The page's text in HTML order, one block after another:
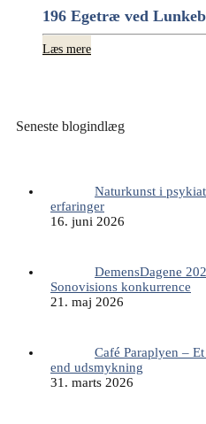
196 Egetræ ved
Læs mere
Seneste blogindlæg
Naturkunst i
erfaringer
16. juni 2026
DemensDagene
Sonovisions konkurrence
21. maj 2026
Café Paraplyen –
end udsmykning
31. marts 2026